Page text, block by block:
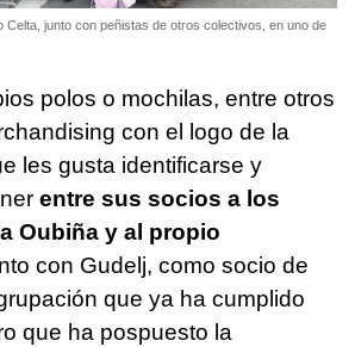
Celta, junto con peñistas de otros colectivos, en uno de
polos o mochilas, entre otros
con el logo de la
les gusta identificarse y
entre sus socios a los
Oubiña y al propio
con Gudelj, como socio de
que ya ha cumplido
que ha pospuesto la